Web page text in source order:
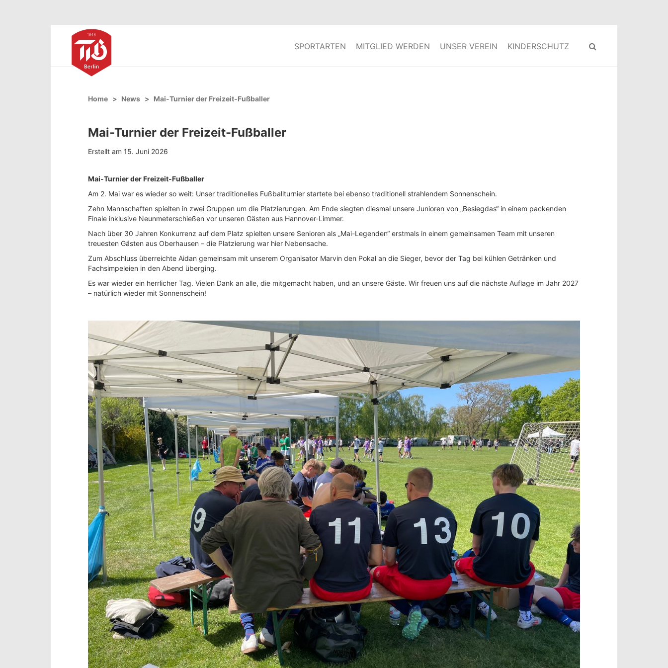
SPORTARTEN MITGLIED WERDEN UNSER VEREIN KINDERSCHUTZ
Home News Mai-Turnier der Freizeit-Fußballer
Mai-Turnier der Freizeit-Fußballer
Erstellt am 15. Juni 2026
Mai-Turnier der Freizeit-Fußballer
Am 2. Mai war es wieder so weit: Unser traditionelles Fußballturnier startete bei ebenso traditionell strahlendem Sonnenschein.
Zehn Mannschaften spielten in zwei Gruppen um die Platzierungen. Am Ende siegten diesmal unsere Junioren von „Besiegdas“ in einem packenden
Finale inklusive Neunmeterschießen vor unseren Gästen aus Hannover-Limmer.
Nach über 30 Jahren Konkurrenz auf dem Platz spielten unsere Senioren als „Mai-Legenden“ erstmals in einem gemeinsamen Team mit unseren
treuesten Gästen aus Oberhausen – die Platzierung war hier Nebensache.
Zum Abschluss überreichte Aidan gemeinsam mit unserem Organisator Marvin den Pokal an die Sieger, bevor der Tag bei kühlen Getränken und
Fachsimpeleien in den Abend überging.
Es war wieder ein herrlicher Tag. Vielen Dank an alle, die mitgemacht haben, und an unsere Gäste. Wir freuen uns auf die nächste Auflage im Jahr 2027
– natürlich wieder mit Sonnenschein!